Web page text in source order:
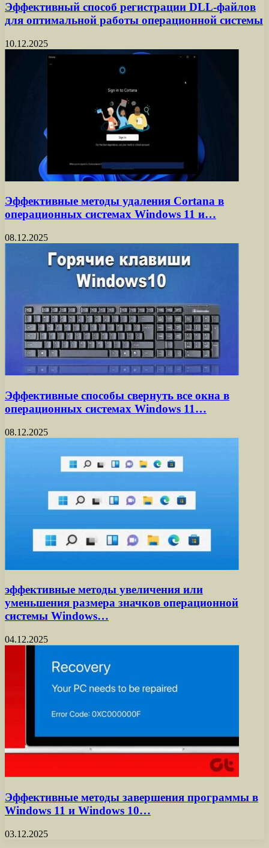
Эффективный способ регистрации DLL-файлов
для оптимальной работы операционной системы
10.12.2025
Эффективные методы удаления Cortana в
операционных системах Windows 11 и…
08.12.2025
Эффективные способы свернуть все окна в
операционных системах Windows 11…
08.12.2025
эффективные методы увеличения или
уменьшения размера значков операционной
системы Windows…
04.12.2025
Эффективные методы завершения программы в
Windows 11 и Windows 10…
03.12.2025